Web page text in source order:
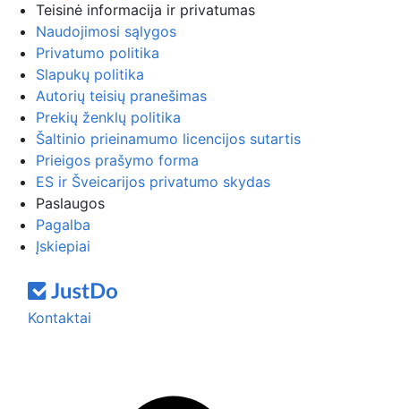
Teisinė informacija ir privatumas
Naudojimosi sąlygos
Privatumo politika
Slapukų politika
Autorių teisių pranešimas
Prekių ženklų politika
Šaltinio prieinamumo licencijos sutartis
Prieigos prašymo forma
ES ir Šveicarijos privatumo skydas
Paslaugos
Pagalba
Įskiepiai
Kontaktai